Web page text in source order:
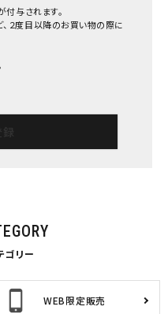
付与されます。
２度目以降のお買い物の際に
ゴリー
WEB限定販売